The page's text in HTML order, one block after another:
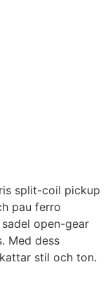
split-coil pickup
pau ferro
open-gear
Med dess
stil och ton.